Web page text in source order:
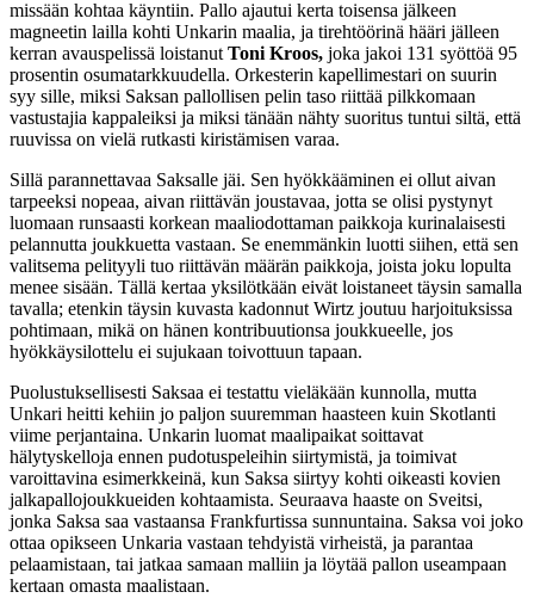
missään kohtaa käyntiin. Pallo ajautui kerta toisensa jälkeen
magneetin lailla kohti Unkarin maalia, ja tirehtöörinä hääri jälleen
kerran avauspelissä loistanutToni Kroos, joka jakoi 131 syöttöä 95
prosentin osumatarkkuudella. Orkesterin kapellimestari on suurin
syy sille, miksi Saksan pallollisen pelin taso riittää pilkkomaan
vastustajia kappaleiksi ja miksi tänään nähty suoritus tuntui siltä, että
ruuvissa on vielä rutkasti kiristämisen varaa.
Sillä parannettavaa Saksalle jäi. Sen hyökkääminen ei ollut aivan
tarpeeksi nopeaa, aivan riittävän joustavaa, jotta se olisi pystynyt
luomaan runsaasti korkean maaliodottaman paikkoja kurinalaisesti
pelannutta joukkuetta vastaan. Se enemmänkin luotti siihen, että sen
valitsema pelityyli tuo riittävän määrän paikkoja, joista joku lopulta
menee sisään. Tällä kertaa yksilötkään eivät loistaneet täysin samalla
tavalla; etenkin täysin kuvasta kadonnut Wirtz joutuu harjoituksissa
pohtimaan, mikä on hänen kontribuutionsa joukkueelle, jos
hyökkäysilottelu ei sujukaan toivottuun tapaan.
Puolustuksellisesti Saksaa ei testattu vieläkään kunnolla, mutta
Unkari heitti kehiin jo paljon suuremman haasteen kuin Skotlanti
viime perjantaina. Unkarin luomat maalipaikat soittavat
hälytyskelloja ennen pudotuspeleihin siirtymistä, ja toimivat
varoittavina esimerkkeinä, kun Saksa siirtyy kohti oikeasti kovien
jalkapallojoukkueiden kohtaamista. Seuraava haaste on Sveitsi,
jonka Saksa saa vastaansa Frankfurtissa sunnuntaina. Saksa voi joko
ottaa opikseen Unkaria vastaan tehdyistä virheistä, ja parantaa
pelaamistaan, tai jatkaa samaan malliin ja löytää pallon useampaan
kertaan omasta maalistaan.